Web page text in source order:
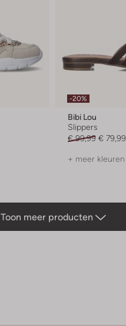
-20%
Bibi Lou
Slippers
€ 99,99 € 79,99
+ meer kleuren
Toon meer producten